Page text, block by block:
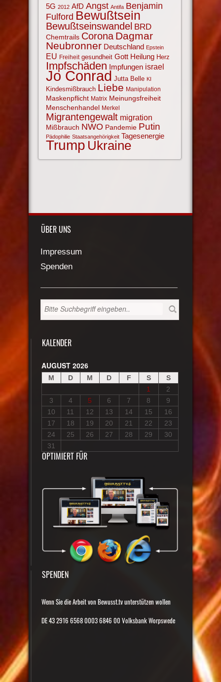
5G 2012 AfD Angst Antifa Benjamin
Fulford Bewußtsein
Bewußtseinswandel BRD
Chemtrails Corona Dagmar
Neubronner Deutschland Epstein
EU Freiheit gesundheit Gott Heilung Herz
Impfschäden Impfungen israel
Jo Conrad Jutta Belle KI
Kindesmißbrauch Liebe Manipulation
Maskenpflicht Matrix Meinungsfreiheit
Menschenhandel Merkel
Migrantengewalt migration
Mißbrauch NWO Pandemie Putin
Pädophilie Staatsangehörigkeit Tagesenergie
Trump Ukraine
ÜBER UNS
Impressum
Spenden
KALENDER
AUGUST 2026
M D M D F S
S
1
2
3
4 5 6 7 8
9
10
11 12 13 14 15
16
17
18 19 20 21 22
23
24
25 26 27 28 29
30
31
OPTIMIERT FÜR
SPENDEN
Wenn Sie die Arbeit von Bewusst.tv unterstützen wollen
DE 43 2916 6568 0003 6846 00 Volksbank Worpswede